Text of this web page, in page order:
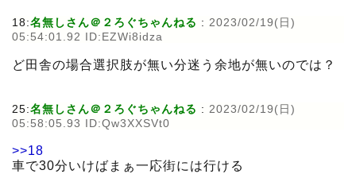
18:名無しさん＠２ろぐちゃんねる : 2023/02/19(日)
05:54:01.92 ID:EZWi8idza
ど田舎の場合選択肢が無い分迷う余地が無いのでは？
25:名無しさん＠２ろぐちゃんねる : 2023/02/19(日)
05:58:05.93 ID:Qw3XXSVt0
>>18
車で30分いけばまぁ一応街には行ける